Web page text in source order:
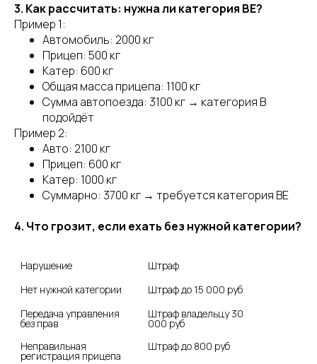
3. Как рассчитать: нужна ли категория BE?
Пример 1:
Автомобиль: 2000 кг
Прицеп: 500 кг
Катер: 600 кг
Общая масса прицепа: 1100 кг
Сумма автопоезда: 3100 кг → категория B
подойдёт
Пример 2:
Авто: 2100 кг
Прицеп: 600 кг
Катер: 1000 кг
Суммарно: 3700 кг → требуется категория BE
4. Что грозит, если ехать без нужной категории?
Нарушение
Штраф
Нет нужной категории
Штраф до 15 000 руб
Передача управления
без прав
Штраф владельцу 30
000 руб
Неправильная
регистрация прицепа
Штраф до 800 руб